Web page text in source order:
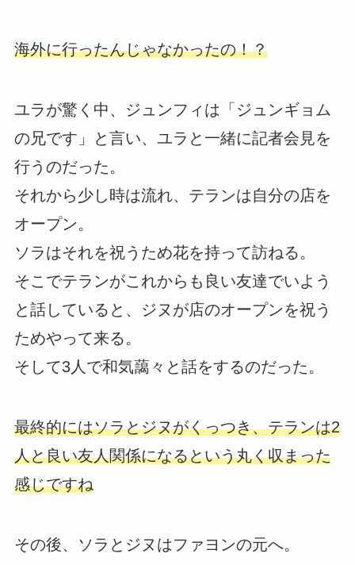
海外に行ったんじゃなかったの！？
ユラが驚く中、ジュンフィは「ジュンギョム
の兄です」と言い、ユラと一緒に記者会見を
行うのだった。
それから少し時は流れ、テランは自分の店を
オープン。
ソラはそれを祝うため花を持って訪ねる。
そこでテランがこれからも良い友達でいよう
と話していると、ジヌが店のオープンを祝う
ためやって来る。
そして3人で和気藹々と話をするのだった。
最終的にはソラとジヌがくっつき、テランは2
人と良い友人関係になるという丸く収まった
感じですね
その後、ソラとジヌはファヨンの元へ。